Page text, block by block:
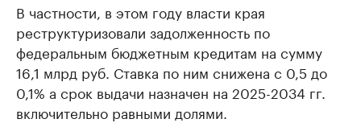
В частности, в этом году власти края
реструктуризовали задолженность по
федеральным бюджетным кредитам на сумму
16,1 млрд руб. Ставка по ним снижена с 0,5 до
0,1% а срок выдачи назначен на 2025-2034 гг.
включительно равными долями.